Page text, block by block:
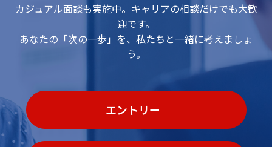
カジュアル面談も実施中。キャリアの相談だけでも大歓
迎です。
あなたの「次の一歩」を、私たちと一緒に考えましょ
う。
エントリー